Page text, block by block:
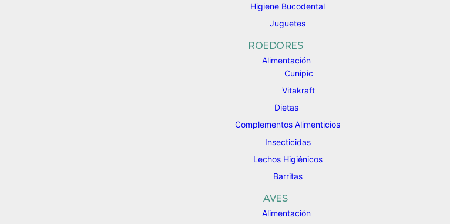
Higiene Bucodental
Juguetes
ROEDORES
Alimentación ​
Cunipic
Vitakraft
Dietas ​
Complementos Alimenticios
Insecticidas
Lechos Higiénicos
Barritas
AVES
Alimentación